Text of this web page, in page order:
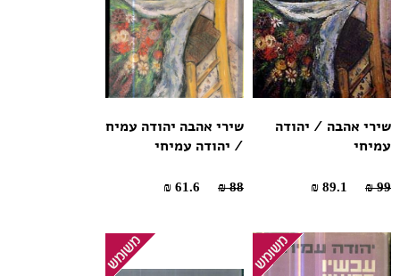
שירי אהבה / יהודה
עמיחי
99 ₪
שירי אהבה יהודה עמיח
/ יהודה עמיחי
88 ₪